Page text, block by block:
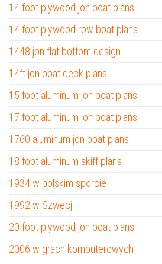
14 foot plywood jon boat plans
14 foot plywood row boat plans
1448 jon flat bottom design
14ft jon boat deck plans
15 foot aluminum jon boat plans
17 foot aluminum jon boat plans
1760 aluminum jon boat plans
18 foot aluminum skiff plans
1934 w polskim sporcie
1992 w Szwecji
20 foot plywood jon boat plans
2006 w grach komputerowych